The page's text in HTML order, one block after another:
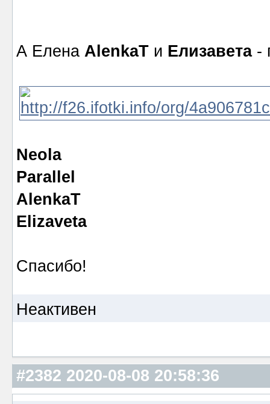
А Елена AlenkaT и Елизавета-
Neola
Parallel
AlenkaT
Elizaveta
Спасибо!
Неактивен
#2382 2020-08-08 20:58:36